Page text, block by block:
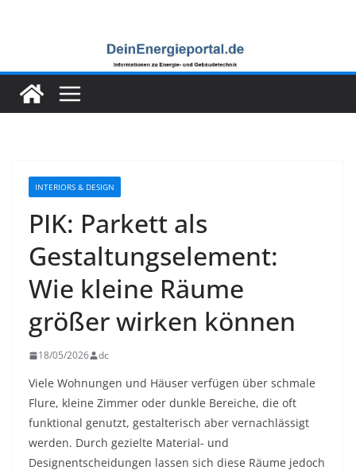
INTERIORS & DESIGN
PIK: Parkett als
Gestaltungselement:
Wie kleine Räume
größer wirken können
18/05/2026 dc
Viele Wohnungen und Häuser verfügen über schmale
Flure, kleine Zimmer oder dunkle Bereiche, die oft
funktional genutzt, gestalterisch aber vernachlässigt
werden. Durch gezielte Material- und
Designentscheidungen lassen sich diese Räume jedoch